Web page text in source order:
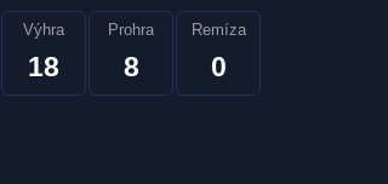
Výhra
18
Prohra
8
Remíza
0